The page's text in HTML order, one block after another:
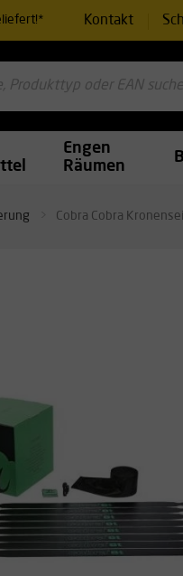
Kontakt
Engen
Räumen
Cobra Cobra